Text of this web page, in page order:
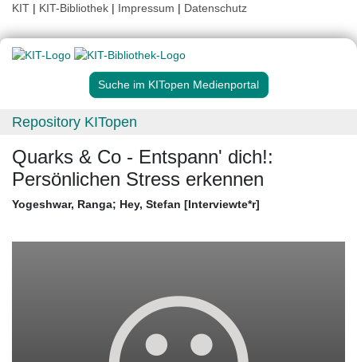
KIT | KIT-Bibliothek | Impressum | Datenschutz
Suche im KITopen Medienportal
Repository KITopen
Quarks & Co - Entspann' dich!:
Persönlichen Stress erkennen
Yogeshwar, Ranga; Hey, Stefan [Interviewte*r]